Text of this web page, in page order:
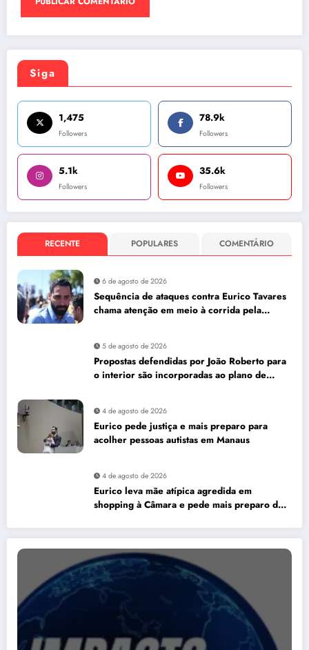
Siga
1,475
Followers
78.9k
Followers
5.1k
Followers
35.6k
Followers
RECENTE POPULARES COMENTÁRIO
6 de agosto de 2026
Sequência de ataques contra Eurico Tavares
chama atenção em meio à corrida pela
5 de agosto de 2026
Propostas defendidas por João Roberto para
o interior são incorporadas ao plano de
4 de agosto de 2026
Eurico pede justiça e mais preparo para
acolher pessoas autistas em Manaus
4 de agosto de 2026
Eurico leva mãe atípica agredida em
shopping à Câmara e pede mais preparo dos